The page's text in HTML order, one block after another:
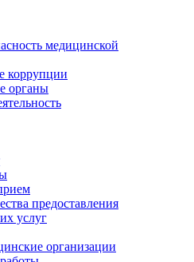
медицинской
коррупции
органы
предоставления
услуг
организации